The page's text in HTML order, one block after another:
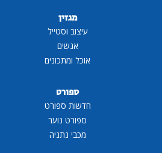
מגזין
עיצוב וסטייל
אנשים
אוכל ומתכונים
ספורט
חדשות ספורט
ספורט נוער
מכבי נתניה